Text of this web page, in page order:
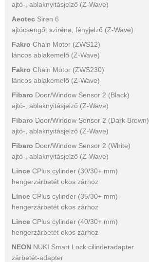
ajtó-, ablaknyitásjelző (Z-Wave)
Aeotec Siren 6
ajtócsengő, sziréna, fényjelző (Z-Wave)
Fakro Chain Motor (ZWS12)
láncos ablakemelő (Z-Wave)
Fakro Chain Motor (ZWS230)
láncos ablakemelő (Z-Wave)
Fibaro Door/Window Sensor 2 (Black)
ajtó-, ablaknyitásjelző (Z-Wave)
Fibaro Door/Window Sensor 2 (Dark Brown)
ajtó-, ablaknyitásjelző (Z-Wave)
Fibaro Door/Window Sensor 2 (White)
ajtó-, ablaknyitásjelző (Z-Wave)
Lince CPlus cylinder (30/30+ mm)
hengerzárbetét okos zárhoz
Lince CPlus cylinder (35/30+ mm)
hengerzárbetét okos zárhoz
Lince CPlus cylinder (40/30+ mm)
hengerzárbetét okos zárhoz
NEON NUKI Smart Lock cilinderadapter
zárbetét-adapter